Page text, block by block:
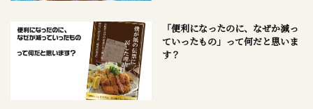
「便利になったのに、なぜか減っ
ていったもの」って何だと思いま
す？